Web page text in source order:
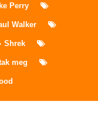
Perry
Walker
Shrek
meg